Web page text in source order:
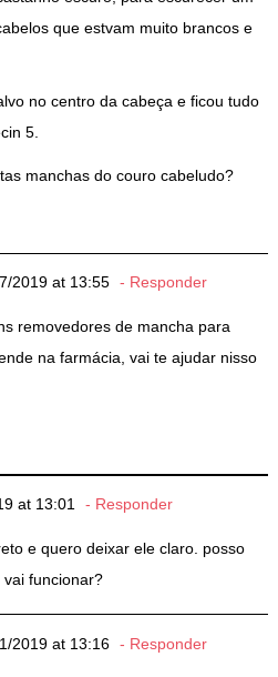
que estvam muito brancos e
no centro da cabeça e ficou tudo
5.
manchas do couro cabeludo?
2019 at 13:55 Responder
removedores de mancha para
na farmácia, vai te ajudar nisso
at 13:01 Responder
e quero deixar ele claro. posso
funcionar?
2019 at 13:16 Responder